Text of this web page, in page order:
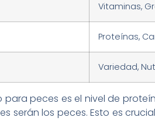
Vitaminas,
Proteínas,
Variedad,
peces es el nivel de
serán los peces. Esto es